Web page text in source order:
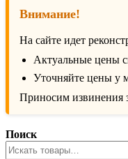
Внимание!
На сайте идет
Актуальные цены
Уточняйте цены у
Приносим извинения
Поиск